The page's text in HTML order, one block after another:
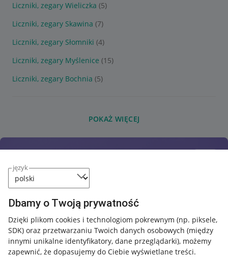
język
Dbamy o Twoją prywatność
Dzięki plikom cookies i technologiom pokrewnym (np. piksele,
SDK) oraz przetwarzaniu Twoich danych osobowych (między
innymi unikalne identyfikatory, dane przeglądarki), możemy
zapewnić, że dopasujemy do Ciebie wyświetlane treści.
Liczniki, zegary Wieliczka (5)
Liczniki, zegary Skawina (7)
Liczniki, zegary Słomniki (4)
Liczniki, zegary Myślenice (15)
Liczniki, zegary Bochnia (5)
POKAŻ WIĘCEJ